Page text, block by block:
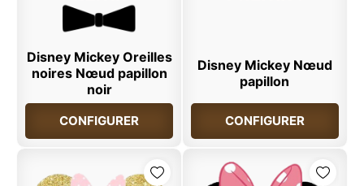
Disney Mickey Oreilles
noires Nœud papillon
noir
CONFIGURER
Disney Mickey Nœud
papillon
CONFIGURER